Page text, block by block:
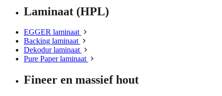
Laminaat (HPL)
EGGER laminaat
Backing laminaat
Dekodur laminaat
Pure Paper laminaat
Fineer en massief hout